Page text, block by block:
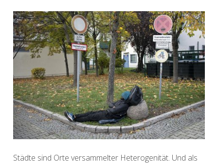
Städte sind Orte versammelter Heterogenität. Und als